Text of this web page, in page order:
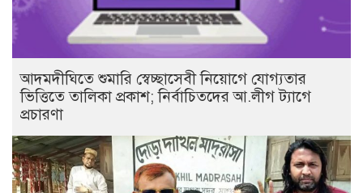
আদমদীঘিতে শুমারি স্বেচ্ছাসেবী নিয়োগে যোগ্যতার
ভিত্তিতে তালিকা প্রকাশ; নির্বাচিতদের আ.লীগ ট্যাগে
প্রচারণা